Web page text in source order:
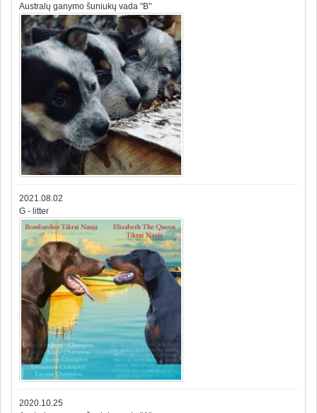
Australų ganymo šuniukų vada "B"
2021.08.02
G - litter
2020.10.25